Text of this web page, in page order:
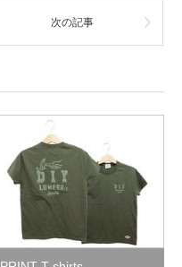
次の記事